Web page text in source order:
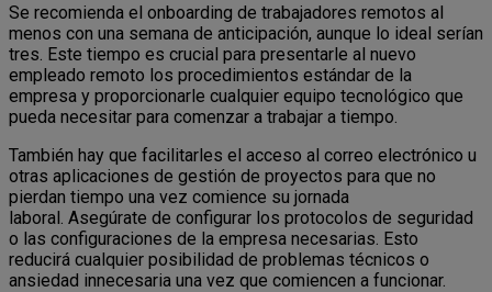
Se recomienda el onboarding de trabajadores remotos al
menos con una semana de anticipación, aunque lo ideal serían
tres. Este tiempo es crucial para presentarle al nuevo
empleado remoto los procedimientos estándar de la
empresa y proporcionarle cualquier equipo tecnológico que
pueda necesitar para comenzar a trabajar a tiempo.
También hay que facilitarles el acceso al correo electrónico u
otras aplicaciones de gestión de proyectos para que no
pierdan tiempo una vez comience su jornada
laboral. Asegúrate de configurar los protocolos de seguridad
o las configuraciones de la empresa necesarias. Esto
reducirá cualquier posibilidad de problemas técnicos o
ansiedad innecesaria una vez que comiencen a funcionar.